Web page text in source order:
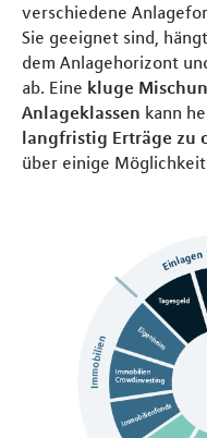
verschiedene
Sie geeignet sind,
dem Anlagehorizont
ab. Eine kluge
Anlageklassen kann
langfristig Erträge zu
über einige